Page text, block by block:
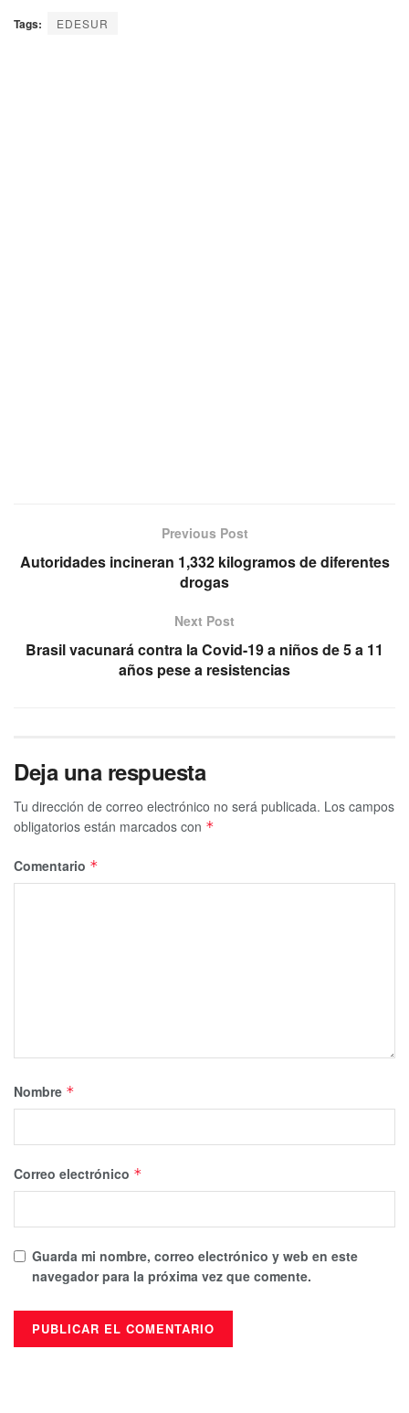
Tags: EDESUR
Previous Post
Autoridades incineran 1,332 kilogramos de diferentes
drogas
Next Post
Brasil vacunará contra la Covid-19 a niños de 5 a 11
años pese a resistencias
Deja una respuesta
Tu dirección de correo electrónico no será publicada. Los campos
obligatorios están marcados con *
Comentario *
Nombre *
Correo electrónico *
Guarda mi nombre, correo electrónico y web en este
navegador para la próxima vez que comente.